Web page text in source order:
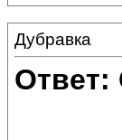
Дубравка
Ответ: